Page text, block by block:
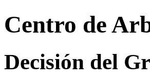
Centro de
Decisión del